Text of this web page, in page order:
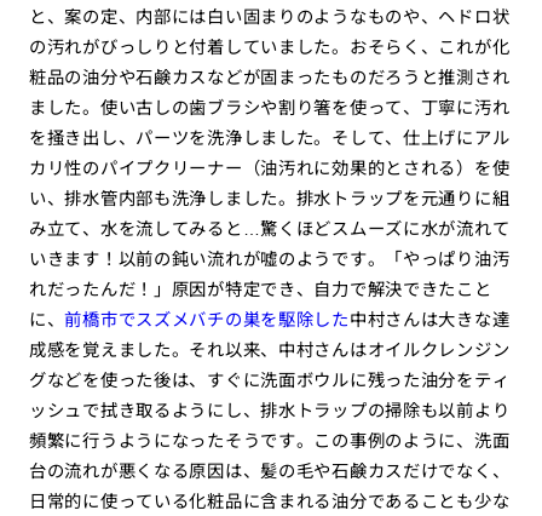
と、案の定、内部には白い固まりのようなものや、ヘドロ状
の汚れがびっしりと付着していました。おそらく、これが化
粧品の油分や石鹸カスなどが固まったものだろうと推測され
ました。使い古しの歯ブラシや割り箸を使って、丁寧に汚れ
を掻き出し、パーツを洗浄しました。そして、仕上げにアル
カリ性のパイプクリーナー（油汚れに効果的とされる）を使
い、排水管内部も洗浄しました。排水トラップを元通りに組
み立て、水を流してみると…驚くほどスムーズに水が流れて
いきます！以前の鈍い流れが嘘のようです。「やっぱり油汚
れだったんだ！」原因が特定でき、自力で解決できたこと
に、前橋市でスズメバチの巣を駆除した中村さんは大きな達
成感を覚えました。それ以来、中村さんはオイルクレンジン
グなどを使った後は、すぐに洗面ボウルに残った油分をティ
ッシュで拭き取るようにし、排水トラップの掃除も以前より
頻繁に行うようになったそうです。この事例のように、洗面
台の流れが悪くなる原因は、髪の毛や石鹸カスだけでなく、
日常的に使っている化粧品に含まれる油分であることも少な